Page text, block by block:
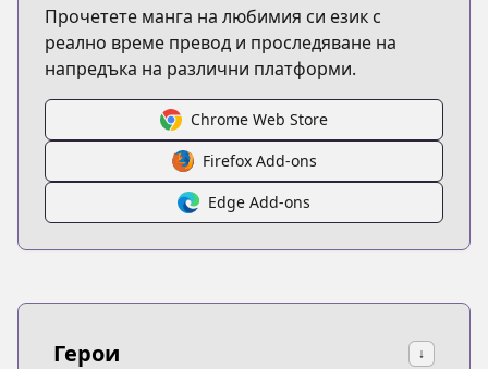
Прочетете манга на любимия си език с
реално време превод и проследяване на
напредъка на различни платформи.
Chrome Web Store
Firefox Add-ons
Edge Add-ons
Герои ↓